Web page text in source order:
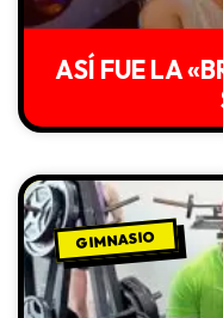
ASÍ FUE LA
GIMNASIO